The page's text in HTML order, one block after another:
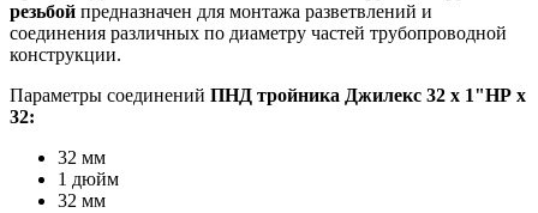
резьбой предназначен для монтажа разветвлений и
соединения различных по диаметру частей трубопроводной
конструкции.
Параметры соединений ПНД тройника Джилекс 32 x 1"НР x
32:
32 мм
1 дюйм
32 мм